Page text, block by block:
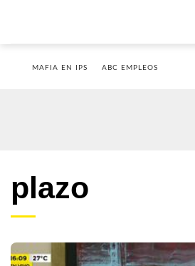
MAFIA EN IPS ABC EMPLEOS
plazo